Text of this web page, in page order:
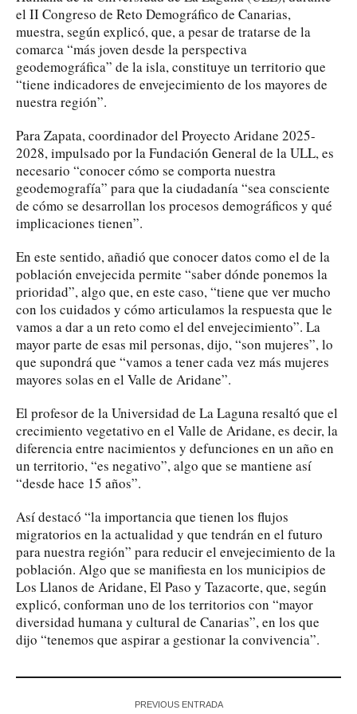
el II Congreso de Reto Demográfico de Canarias,
muestra, según explicó, que, a pesar de tratarse de la
comarca “más joven desde la perspectiva
geodemográfica” de la isla, constituye un territorio que
“tiene indicadores de envejecimiento de los mayores de
nuestra región”.
Para Zapata, coordinador del Proyecto Aridane 2025-
2028, impulsado por la Fundación General de la ULL, es
necesario “conocer cómo se comporta nuestra
geodemografía” para que la ciudadanía “sea consciente
de cómo se desarrollan los procesos demográficos y qué
implicaciones tienen”.
En este sentido, añadió que conocer datos como el de la
población envejecida permite “saber dónde ponemos la
prioridad”, algo que, en este caso, “tiene que ver mucho
con los cuidados y cómo articulamos la respuesta que le
vamos a dar a un reto como el del envejecimiento”. La
mayor parte de esas mil personas, dijo, “son mujeres”, lo
que supondrá que “vamos a tener cada vez más mujeres
mayores solas en el Valle de Aridane”.
El profesor de la Universidad de La Laguna resaltó que el
crecimiento vegetativo en el Valle de Aridane, es decir, la
diferencia entre nacimientos y defunciones en un año en
un territorio, “es negativo”, algo que se mantiene así
“desde hace 15 años”.
Así destacó “la importancia que tienen los flujos
migratorios en la actualidad y que tendrán en el futuro
para nuestra región” para reducir el envejecimiento de la
población. Algo que se manifiesta en los municipios de
Los Llanos de Aridane, El Paso y Tazacorte, que, según
explicó, conforman uno de los territorios con “mayor
diversidad humana y cultural de Canarias”, en los que
dijo “tenemos que aspirar a gestionar la convivencia”.
PREVIOUS ENTRADA